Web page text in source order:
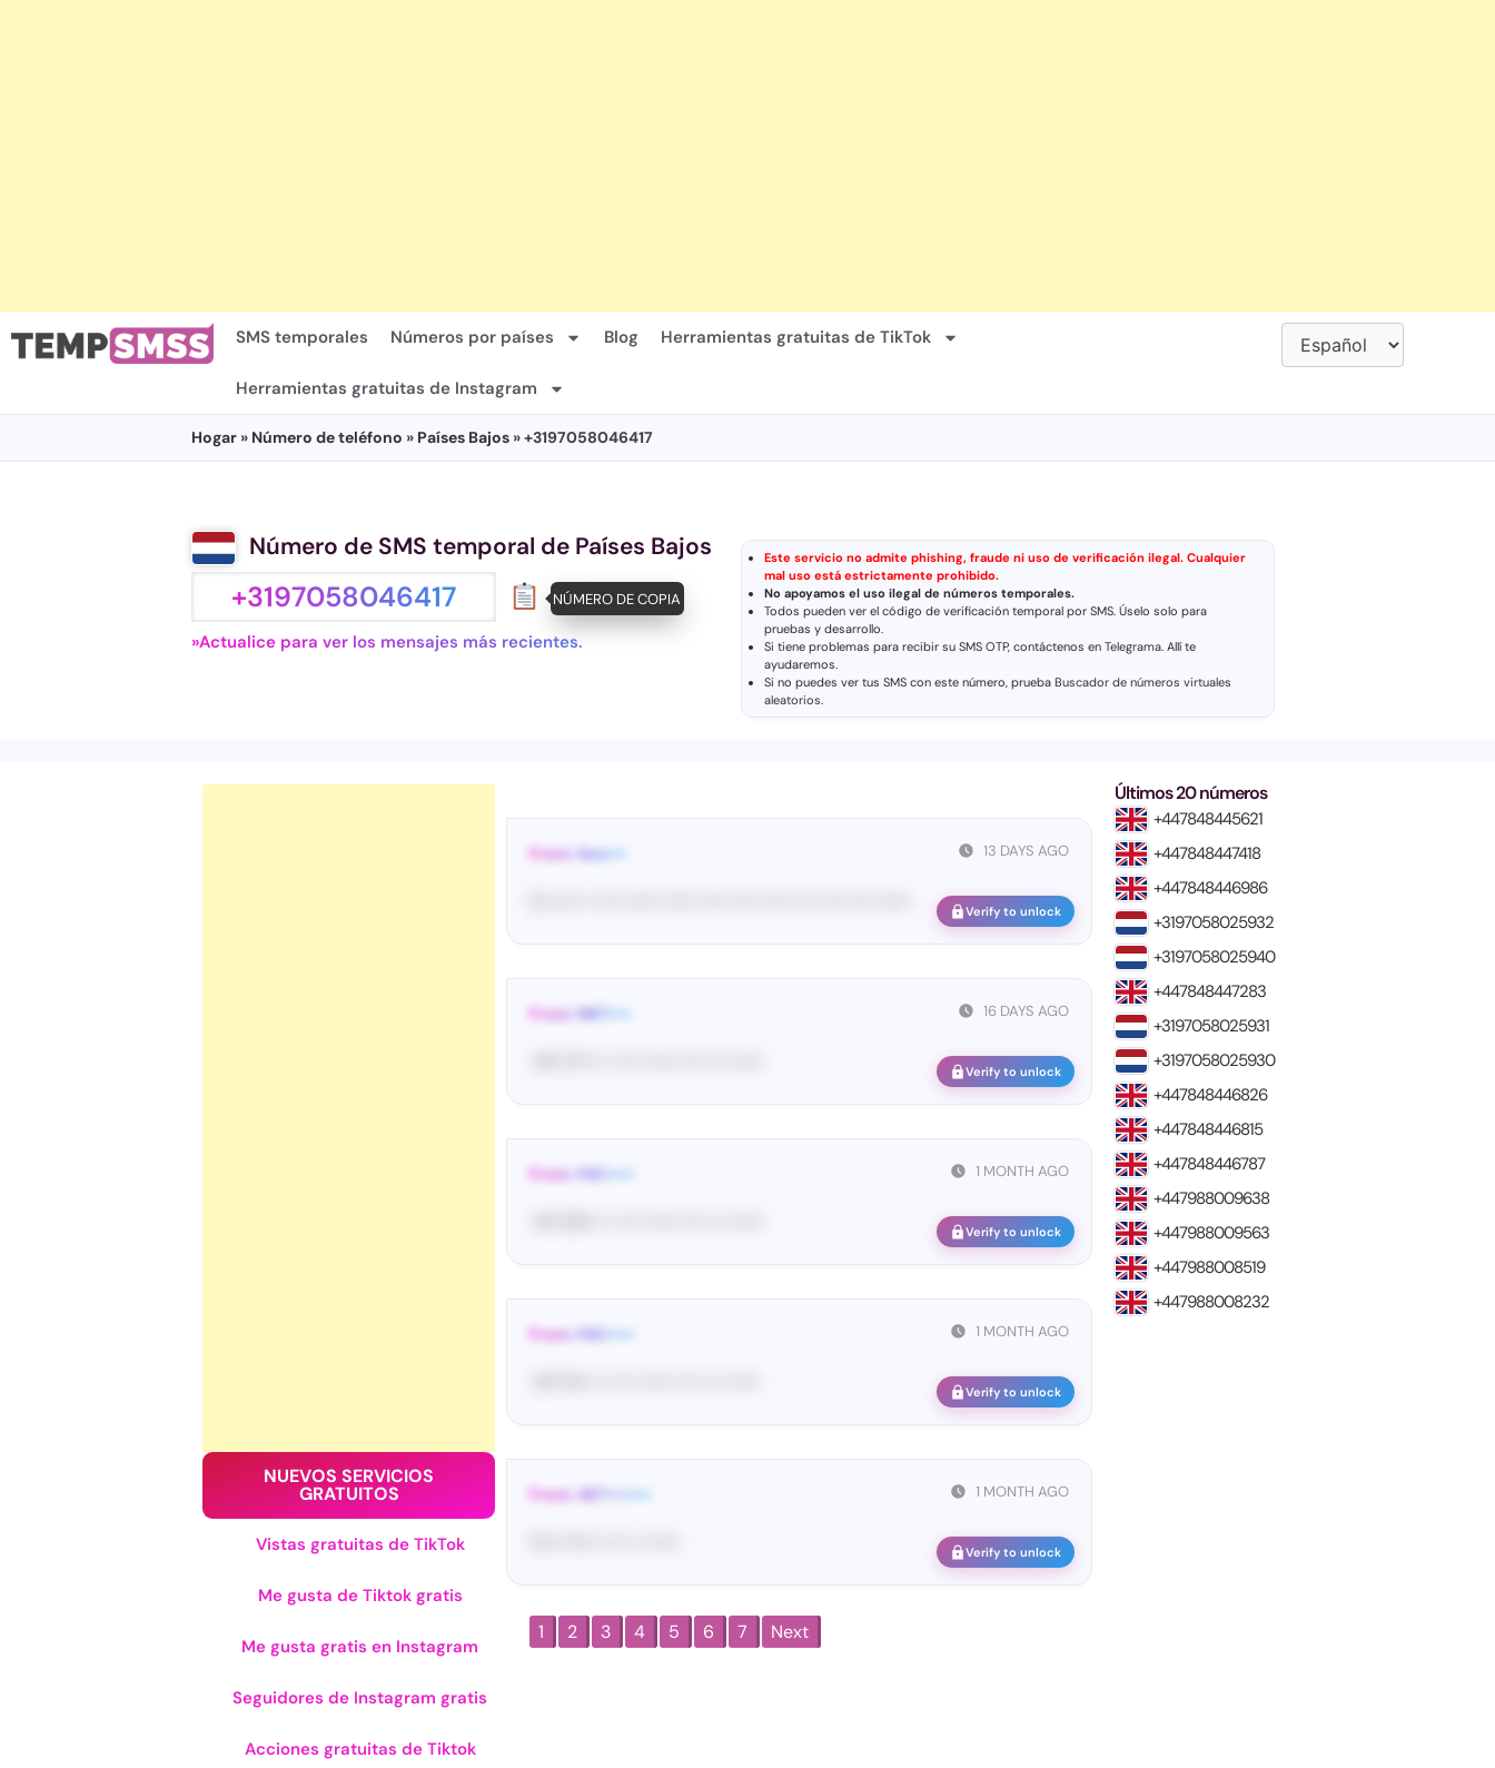
SMS temporales Números por países Blog Herramientas gratuitas de TikTok
Herramientas gratuitas de Instagram
Hogar » Número de teléfono » Países Bajos » +3197058046417
Número de SMS temporal de Países Bajos
+3197058046417 NÚMERO DE COPIA
»Actualice para ver los mensajes más recientes.
Este servicio no admite phishing, fraude ni uso de verificación ilegal. Cualquier
mal uso está estrictamente prohibido.
No apoyamos el uso ilegal de números temporales.
Todos pueden ver el código de verificación temporal por SMS. Úselo solo para
pruebas y desarrollo.
Si tiene problemas para recibir su SMS OTP, contáctenos en Telegrama. Allí te
ayudaremos.
Si no puedes ver tus SMS con este número, prueba Buscador de números virtuales
aleatorios.
NUEVOS SERVICIOS
GRATUITOS
Vistas gratuitas de TikTok
Me gusta de Tiktok gratis
Me gusta gratis en Instagram
Seguidores de Instagram gratis
Acciones gratuitas de Tiktok
13 DAYS AGO
From: Goo•••
Verify to unlock
16 DAYS AGO
From: MET••••
Verify to unlock
1 MONTH AGO
From: FAC•••••
Verify to unlock
1 MONTH AGO
From: FAC•••••
Verify to unlock
1 MONTH AGO
From: 467••••••••
Verify to unlock
1 2 3 4 5 6 7 Next
Últimos 20 números
+447848445621
+447848447418
+447848446986
+3197058025932
+3197058025940
+447848447283
+3197058025931
+3197058025930
+447848446826
+447848446815
+447848446787
+447988009638
+447988009563
+447988008519
+447988008232